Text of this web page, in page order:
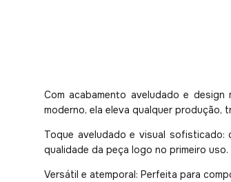
Com acabamento aveludado e
moderno, ela eleva qualquer
Toque aveludado e visual sofisticado:
qualidade da peça logo no primeiro uso.
Versátil e atemporal: Perfeita para